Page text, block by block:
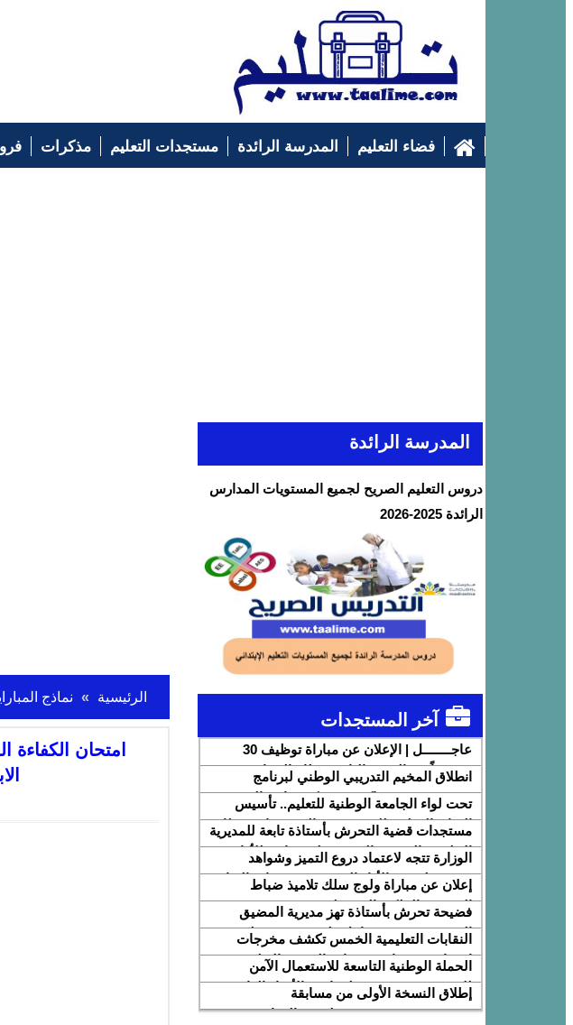
فضاء التعليم المدرسة الرائدة مستجدات التعليم مذكرات
الرئيسية نماذج
امتحان الكفاءة
المدرسة الرائدة
دروس التعليم الصريح لجميع المستويات المدارس
الرائدة 2025-2026
آخر المستجدات
عاجــــــــل | الإعلان عن مباراة توظيف 30
متصرفاً من الدرجة الثانية بقطاع الشباب
انطلاق المخيم التدريبي الوطني لبرنامج
DigiSchool بشراكة مع شركة هواوي المغرب
تحت لواء الجامعة الوطنية للتعليم.. تأسيس
النقابة الوطنية للمتصرفين والمتصرفات بقطاع
التربية الوطنية SNASE وانتخاب مكتبها
الوطني
مستجدات قضية التحرش بأستاذة تابعة للمديرية
الإقليمية المضيق الفنيدق ولجنة تابعة للأكاديمية
الجهوية للتربية والتكوين بجهة طنجة تطوان
الحسيمة، تحل بذات المديرية الإقليمية
الوزارة تتجه لاعتماد دروع التميز وشواهد
تقديرية لتثمين الأداء التربوي بمؤسسات الريادة
إعلان عن مباراة ولوج سلك تلاميذ ضباط
المدرسة الملكية الجوية لسنة 2026
فضيحة تحرش بأستاذة تهز مديرية المضيق
الفنيدق… تحقيق عاجل ولجنة تفتيش على
الخط
النقابات التعليمية الخمس تكشف مخرجات
اجتماع 12 فبراير مع وزارة التربية والتعليم
وتطالب بتسريع تنزيل الالتزامات
الحملة الوطنية التاسعة للاستعمال الآمن
للإنترنت: تعبئة تربوية لمواجهة الأخبار الزائفة
في عصر الذكاء الاصطناعي
إطلاق النسخة الأولى من مسابقة
“Cap'Lecture Maroc” لتعزيز القراءة